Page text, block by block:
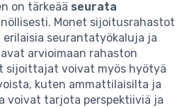
on tärkeää seurata
Monet sijoitusrahastot
seurantatyökaluja ja
arvioimaan rahaston
sijoittajat voivat myös hyötyä
kuten ammattilaisilta ja
voivat tarjota perspektiiviä ja